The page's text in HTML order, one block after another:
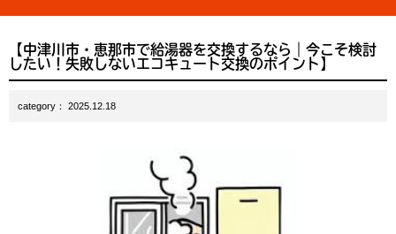
【中津川市・恵那市で給湯器を交換するなら｜今こそ検討
したい！失敗しないエコキュート交換のポイント】
category： 2025.12.18